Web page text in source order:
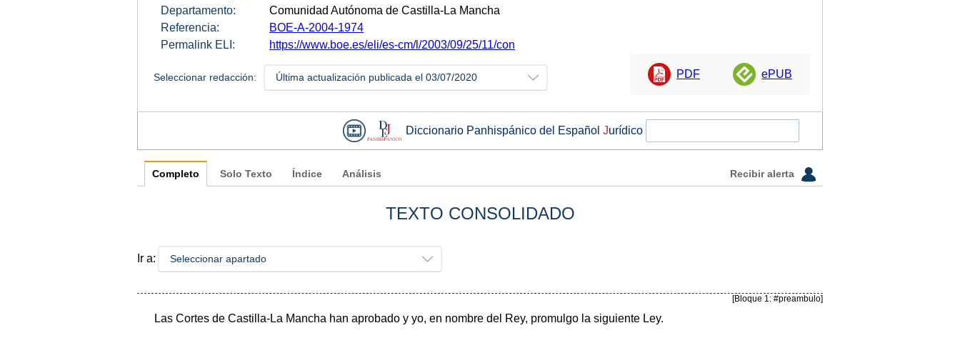
Departamento:
Comunidad Autónoma de Castilla-La Mancha
Referencia:
BOE-A-2004-1974
Permalink ELI:
https://www.boe.es/eli/es-cm/l/2003/09/25/11/con
Seleccionar redacción: Última actualización publicada el 03/07/2020 PDF ePUB
Diccionario Panhispánico del Español Jurídico
Completo Solo Texto Índice Análisis Recibir alerta
TEXTO CONSOLIDADO
Ir a: Seleccionar apartado
[Bloque 1: #preambulo]
Las Cortes de Castilla-La Mancha han aprobado y yo, en nombre del Rey, promulgo la siguiente Ley.